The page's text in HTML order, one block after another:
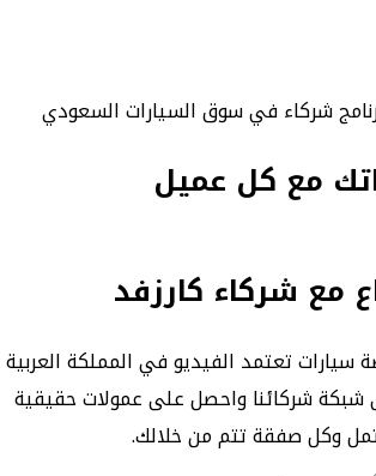
شركاء في سوق السيارات السعودي
مع كل عميل
مع شركاء كارزفد
تعتمد الفيديو في المملكة العربية
شبكة شركائنا واحصل على عمولات حقيقية
وكل صفقة تتم من خلالك.